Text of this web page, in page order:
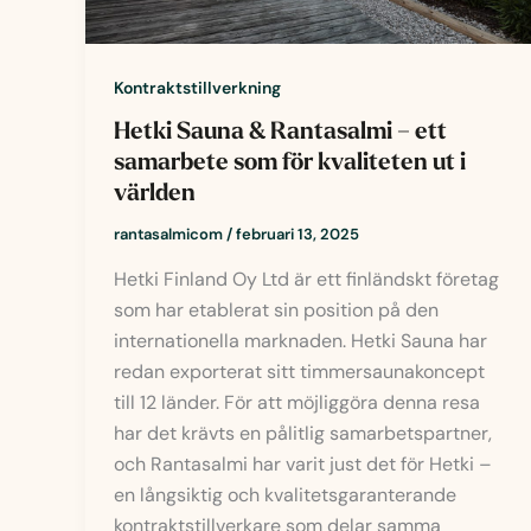
Kontraktstillverkning
Hetki Sauna & Rantasalmi – ett
samarbete som för kvaliteten ut i
världen
rantasalmicom/februari 13, 2025
Hetki Finland Oy Ltd är ett finländskt företag
som har etablerat sin position på den
internationella marknaden. Hetki Sauna har
redan exporterat sitt timmersaunakoncept
till 12 länder. För att möjliggöra denna resa
har det krävts en pålitlig samarbetspartner,
och Rantasalmi har varit just det för Hetki –
en långsiktig och kvalitetsgaranterande
kontraktstillverkare som delar samma